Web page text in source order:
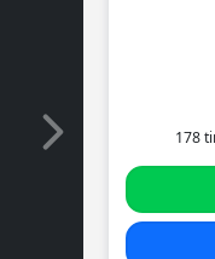
Slide tiếp theo
178